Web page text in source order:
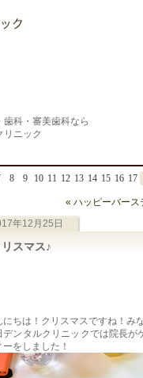
科・審美歯科なら
リニック
8 9 10 11 12 13 14 15 16 17
« ハッピーバース
年12月25日
スマス♪
にちは！クリスマスですね！み
デンタルクリニックでは院長
ーをしました！